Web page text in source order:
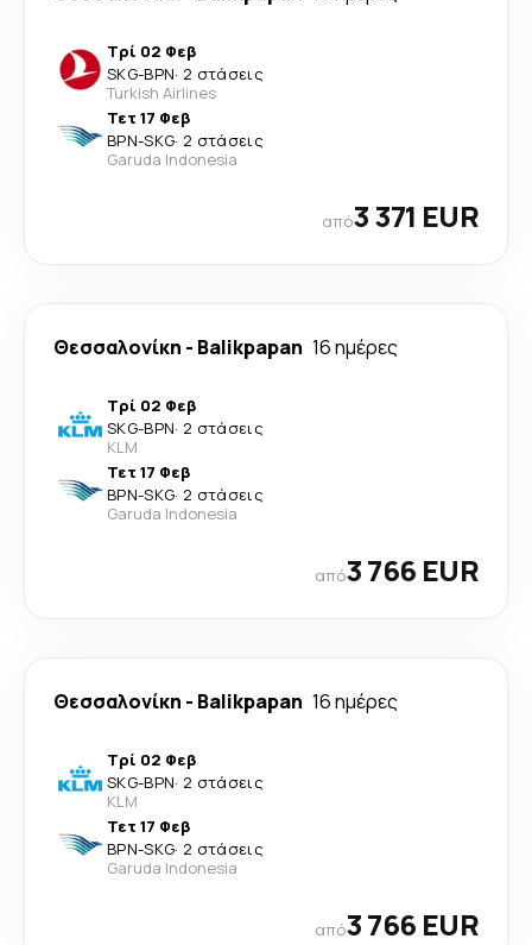
Τρί 02 Φεβ
SKG-BPN· 2 στάσεις
Turkish Airlines
Τετ 17 Φεβ
BPN-SKG· 2 στάσεις
Garuda Indonesia
από3 371 EUR
Θεσσαλονίκη - Balikpapan 16 ημέρες
Τρί 02 Φεβ
SKG-BPN· 2 στάσεις
KLM
Τετ 17 Φεβ
BPN-SKG· 2 στάσεις
Garuda Indonesia
από3 766 EUR
Θεσσαλονίκη - Balikpapan 16 ημέρες
Τρί 02 Φεβ
SKG-BPN· 2 στάσεις
KLM
Τετ 17 Φεβ
BPN-SKG· 2 στάσεις
Garuda Indonesia
από3 766 EUR